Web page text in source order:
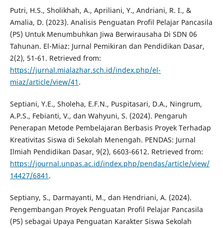
Putri, H.S., Sholikhah, A., Apriliani, Y., Andriani, R. I., &
Amalia, D. (2023). Analisis Penguatan Profil Pelajar Pancasila
(P5) Untuk Menumbuhkan Jiwa Berwirausaha Di SDN 06
Tahunan. El-Miaz: Jurnal Pemikiran dan Pendidikan Dasar,
2(2), 51-61. Retrieved from:
https://jurnal.mialazhar.sch.id/index.php/el-
miaz/article/view/41 .
Septiani, Y.E., Sholeha, E.F.N., Puspitasari, D.A., Ningrum,
A.P.S., Febianti, V., dan Wahyuni, S. (2024). Pengaruh
Penerapan Metode Pembelajaran Berbasis Proyek Terhadap
Kreativitas Siswa di Sekolah Menengah. PENDAS: Jurnal
Ilmiah Pendidikan Dasar, 9(2), 6603-6612. Retrieved from:
https://journal.unpas.ac.id/index.php/pendas/article/view/
14427/6841 .
Septiany, S., Darmayanti, M., dan Hendriani, A. (2024).
Pengembangan Proyek Penguatan Profil Pelajar Pancasila
(P5) sebagai Upaya Penguatan Karakter Siswa Sekolah